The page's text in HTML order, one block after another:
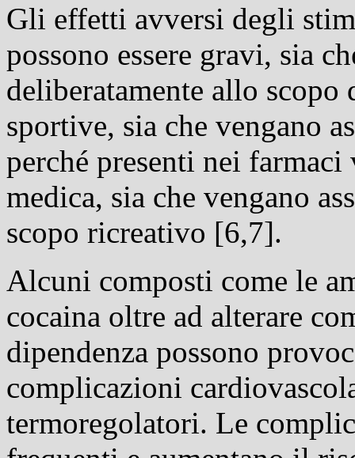
Gli effetti avversi degli
possono essere gravi, sia
deliberatamente allo
sportive, sia che vengano
perché presenti nei
medica, sia che vengano
scopo ricreativo [6,7].
Alcuni composti come le
cocaina oltre ad alterare
dipendenza possono
complicazioni
termoregolatori. Le